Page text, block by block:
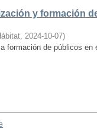
y formación
, 2024-10-07)
formación de públicos en